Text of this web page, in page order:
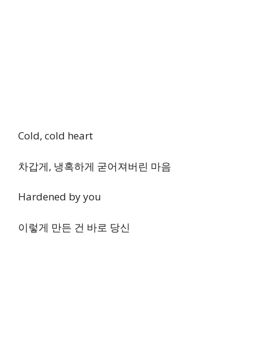
Cold, cold heart
차갑게, 냉혹하게 굳어져버린 마음
Hardened by you
이렇게 만든 건 바로 당신